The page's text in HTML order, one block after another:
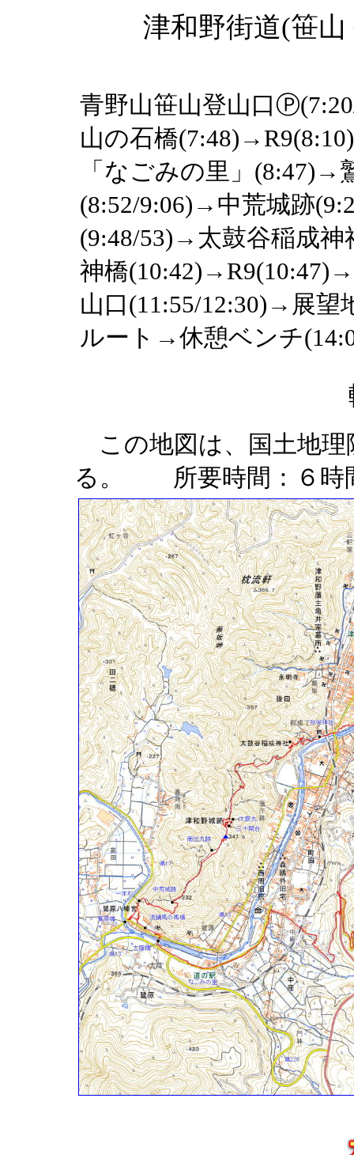
津和野街道(笹
青野山笹山登山口
山の石橋
「なごみの里」(8:47)→
(8:52/9:06)→中荒城跡
(9:48/53)→太鼓谷稲成
神橋
山口(11:55/12:30)→展
ルート→休憩ベンチ
この地図は、国土地理
る。 所要時間：６時